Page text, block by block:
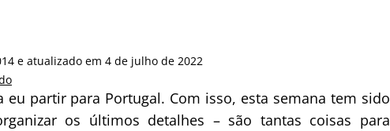
e atualizado em 4 de julho de 2022
eu partir para Portugal. Com isso, esta semana tem sido
os últimos detalhes – são tantas coisas para